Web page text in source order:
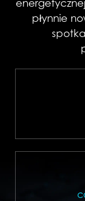
płynnie